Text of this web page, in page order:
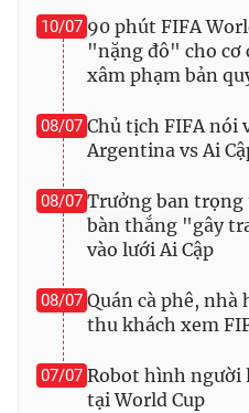
10/07 90 phút FIFA
"nặng đô" cho cơ
xâm phạm bản
08/07 Chủ tịch FIFA nói
Argentina vs Ai
08/07 Trưởng ban trọng
bàn thắng "gây
vào lưới Ai Cập
08/07 Quán cà phê, nhà
thu khách xem
07/07 Robot hình người
tại World Cup